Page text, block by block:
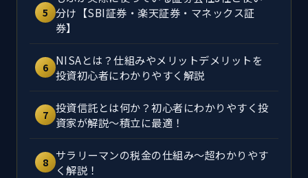
5 分け【SBI証券・楽天証券・マネックス証
券】
6 NISAとは？仕組みやメリットデメリットを
投資初心者にわかりやすく解説
7 投資信託とは何か？初心者にわかりやすく投
資家が解説～積立に最適！
8 サラリーマンの税金の仕組み～超わかりやす
く解説！